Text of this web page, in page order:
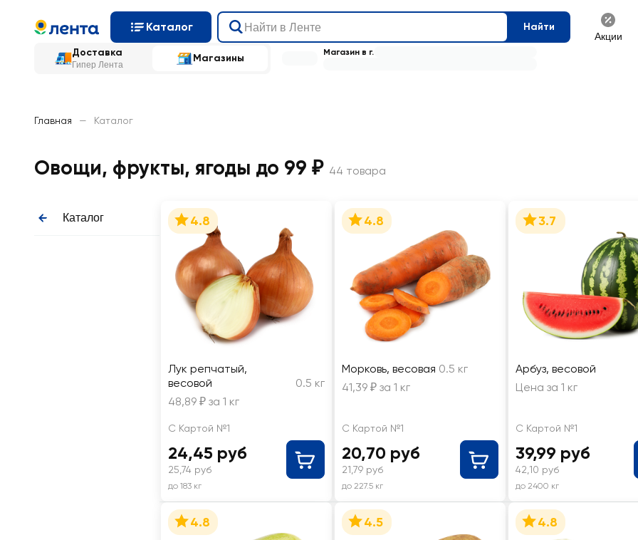
Каталог Найти
Акции
Доставка
Гипер Лента
Магазины Магазин в г.
Главная — Каталог
Овощи, фрукты, ягоды до 99 ₽ 44 товара
Каталог 4.8
Лук репчатый,
весовой
0.5 кг
48,89 ₽ за 1 кг
С Картой №1
24,45 руб
25,74 руб
до 183 кг
4.8
Морковь, весовая 0.5 кг
41,39 ₽ за 1 кг
С Картой №1
20,70 руб
21,79 руб
до 227.5 кг
3.7
Арбуз, весовой
Цена за 1 кг
С Картой №1
39,99 руб
42,10 руб
до 2400 кг
4.8 4.5 4.8